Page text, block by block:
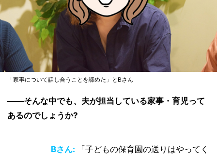
「家事について話し合うことを諦めた」とBさん
――そんな中でも、夫が担当している家事・育児って
あるのでしょうか?
Bさん:
「子どもの保育園の送りはやってく